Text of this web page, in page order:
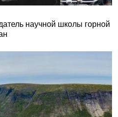
научной школы горной